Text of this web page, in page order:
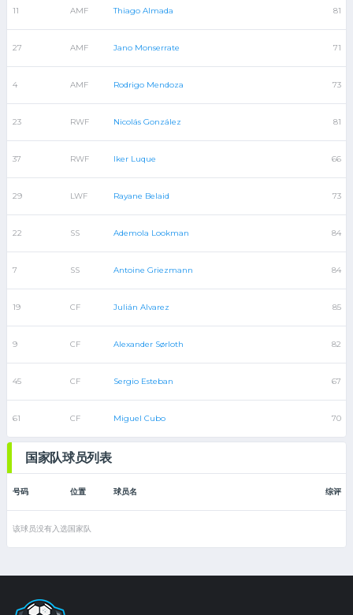
11 AMF Thiago Almada 81
27 AMF Jano Monserrate 71
4 AMF Rodrigo Mendoza 73
23 RWF Nicolás González 81
37 RWF Iker Luque 66
29 LWF Rayane Belaid 73
22 SS Ademola Lookman 84
7 SS Antoine Griezmann 84
19 CF Julián Alvarez 85
9 CF Alexander Sørloth 82
45 CF Sergio Esteban 67
61 CF Miguel Cubo 70
国家队球员列表
号码 位置 球员名 综评
该球员没有入选国家队